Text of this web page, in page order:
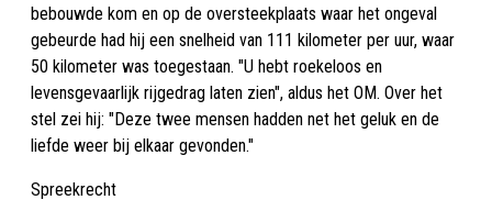
bebouwde kom en op de oversteekplaats waar het ongeval
gebeurde had hij een snelheid van 111 kilometer per uur, waar
50 kilometer was toegestaan. "U hebt roekeloos en
levensgevaarlijk rijgedrag laten zien", aldus het OM. Over het
stel zei hij: "Deze twee mensen hadden net het geluk en de
liefde weer bij elkaar gevonden."
Spreekrecht